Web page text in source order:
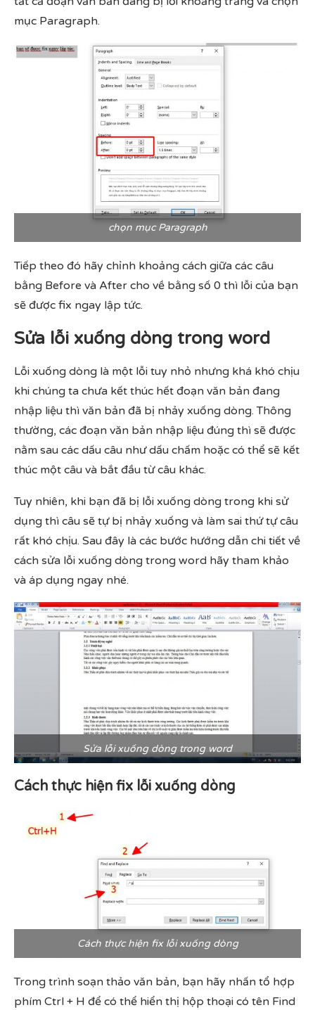
mục Paragraph.
chọn mục Paragraph
Tiếp theo đó hãy chỉnh khoảng cách giữa các câu
bằng Before và After cho về bằng số 0 thì lỗi của bạn
sẽ được fix ngay lập tức.
Sửa lỗi xuống dòng trong word
Lỗi xuống dòng là một lỗi tuy nhỏ nhưng khá khó chịu
khi chúng ta chưa kết thúc hết đoạn văn bản đang
nhập liệu thì văn bản đã bị nhảy xuống dòng. Thông
thường, các đoạn văn bản nhập liệu đúng thì sẽ được
nằm sau các dấu câu như dấu chấm hoặc có thể sẽ kết
thúc một câu và bắt đầu từ câu khác.
Tuy nhiên, khi bạn đã bị lỗi xuống dòng trong khi sử
dụng thì câu sẽ tự bị nhảy xuống và làm sai thứ tự câu
rất khó chịu. Sau đây là các bước hướng dẫn chi tiết về
cách sửa lỗi xuống dòng trong word hãy tham khảo
và áp dụng ngay nhé.
Sửa lỗi xuống dòng trong word
Cách thực hiện fix lỗi xuống dòng
Cách thực hiện fix lỗi xuống dòng
Trong trình soạn thảo văn bản, bạn hãy nhấn tổ hợp
phím Ctrl + H để có thể hiển thị hộp thoại có tên Find